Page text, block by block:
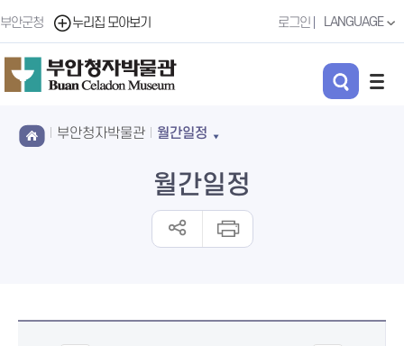
부안군청 누리집 모아보기 로그인 LANGUAGE
부안청자박물관 월간일정
월간일정